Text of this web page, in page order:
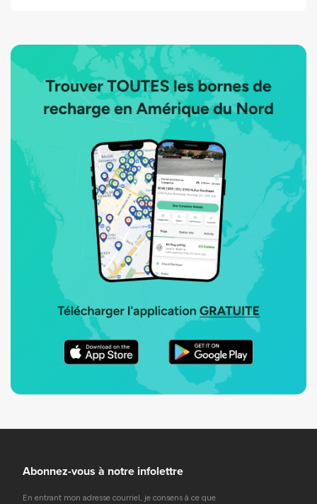
Abonnez-vous à notre infolettre
En entrant mon adresse courriel, je consens à ce que